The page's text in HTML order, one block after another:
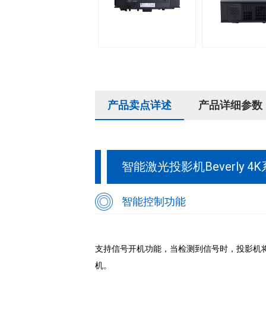
产品卖点详述 产品详细参数
智能激光投影机Beverly 4K
智能控制功能
支持信号开机功能，当检测到信号时，投影
机。